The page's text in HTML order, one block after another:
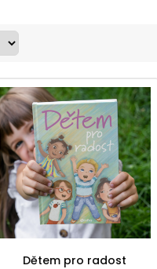
Dětem pro radost